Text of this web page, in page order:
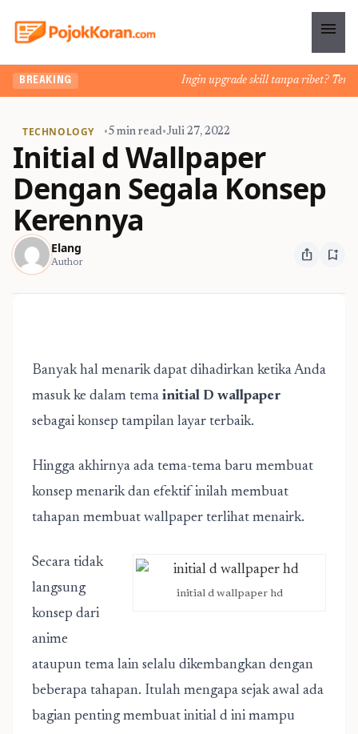
menu
BREAKING Ingin upgrade skill tanpa ribet?
TECHNOLOGY •5 min read•Juli 27, 2022
Initial d Wallpaper
Dengan Segala Konsep
Kerennya
Elang
Author ios_share bookmark_add
Banyak hal menarik dapat dihadirkan ketika Anda
masuk ke dalam tema initial D wallpaper
sebagai konsep tampilan layar terbaik.
Hingga akhirnya ada tema-tema baru membuat
konsep menarik dan efektif inilah membuat
tahapan membuat wallpaper terlihat menairk.
initial d wallpaper hd
Secara tidak
langsung
konsep dari
anime
ataupun tema lain selalu dikembangkan dengan
beberapa tahapan. Itulah mengapa sejak awal ada
bagian penting membuat initial d ini mampu